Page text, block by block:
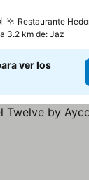
Restaurante
a 3.2 km de: Jaz
ver los